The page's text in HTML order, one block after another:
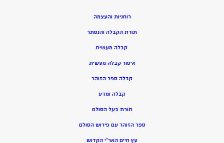
רוחניות והעצמה
תורת הקבלה והנסתר
קבלה מעשית
איסור קבלה מעשית
קבלה ספר הזוהר
קבלה ומדע
תורת בעל הסולם
ספר הזוהר עם פירוש הסולם
עץ חיים האר”י הקדוש